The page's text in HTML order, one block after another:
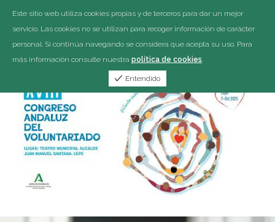
Este sitio web utiliza cookies propias y de terceros para dar un mejor
servicio. Las cookies no se utilizan para recoger información de carácter
personal. Si continúa navegando se considera que acepta su uso. Para
más información consulte nuestra política de cookies.
Entendido